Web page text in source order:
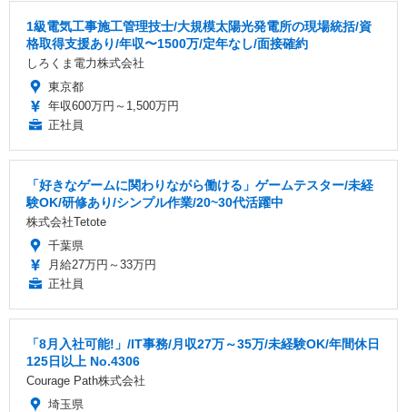
1級電気工事施工管理技士/大規模太陽光発電所の現場統括/資
格取得支援あり/年収〜1500万/定年なし/面接確約
しろくま電力株式会社
東京都
年収600万円～1,500万円
正社員
「好きなゲームに関わりながら働ける」ゲームテスター/未経
験OK/研修あり/シンプル作業/20~30代活躍中
株式会社Tetote
千葉県
月給27万円～33万円
正社員
「8月入社可能!」/IT事務/月収27万～35万/未経験OK/年間休日
125日以上 No.4306
Courage Path株式会社
埼玉県